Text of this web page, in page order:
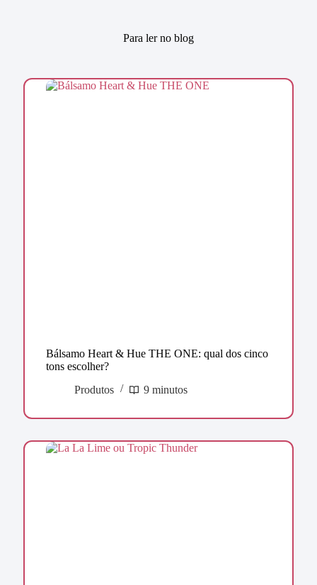
Para ler no blog
Bálsamo Heart & Hue THE ONE: qual dos cinco
tons escolher?
Produtos
9 minutos